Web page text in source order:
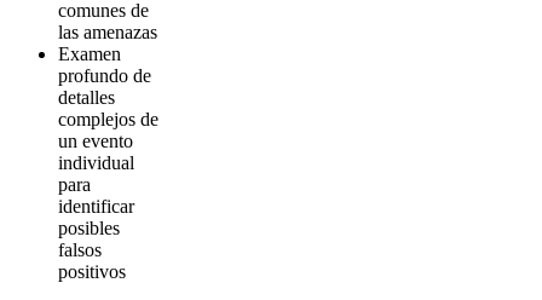
comunes de
las amenazas
Examen
profundo de
detalles
complejos de
un evento
individual
para
identificar
posibles
falsos
positivos